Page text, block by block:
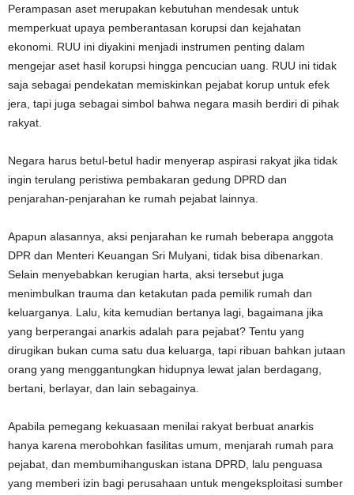
Perampasan aset merupakan kebutuhan mendesak untuk
memperkuat upaya pemberantasan korupsi dan kejahatan
ekonomi. RUU ini diyakini menjadi instrumen penting dalam
mengejar aset hasil korupsi hingga pencucian uang. RUU ini tidak
saja sebagai pendekatan memiskinkan pejabat korup untuk efek
jera, tapi juga sebagai simbol bahwa negara masih berdiri di pihak
rakyat.
Negara harus betul-betul hadir menyerap aspirasi rakyat jika tidak
ingin terulang peristiwa pembakaran gedung DPRD dan
penjarahan-penjarahan ke rumah pejabat lainnya.
Apapun alasannya, aksi penjarahan ke rumah beberapa anggota
DPR dan Menteri Keuangan Sri Mulyani, tidak bisa dibenarkan.
Selain menyebabkan kerugian harta, aksi tersebut juga
menimbulkan trauma dan ketakutan pada pemilik rumah dan
keluarganya. Lalu, kita kemudian bertanya lagi, bagaimana jika
yang berperangai anarkis adalah para pejabat? Tentu yang
dirugikan bukan cuma satu dua keluarga, tapi ribuan bahkan jutaan
orang yang menggantungkan hidupnya lewat jalan berdagang,
bertani, berlayar, dan lain sebagainya.
Apabila pemegang kekuasaan menilai rakyat berbuat anarkis
hanya karena merobohkan fasilitas umum, menjarah rumah para
pejabat, dan membumihanguskan istana DPRD, lalu penguasa
yang memberi izin bagi perusahaan untuk mengeksploitasi sumber